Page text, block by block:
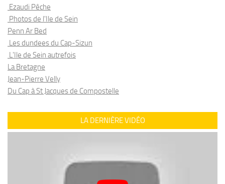
Ezaudi Pêche
Photos de l'Ile de Sein
Penn Ar Bed
Les dundees du Cap-Sizun
L'Ile de Sein autrefois
La Bretagne
Jean-Pierre Velly
Du Cap à St Jacques de Compostelle
LA DERNIÈRE VIDÉO